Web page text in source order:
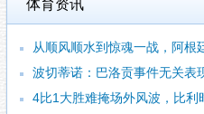
体育资讯
从顺风顺水到惊魂一战，阿根
波切蒂诺：巴洛贡事件无关表
4比1大胜难掩场外风波，比利